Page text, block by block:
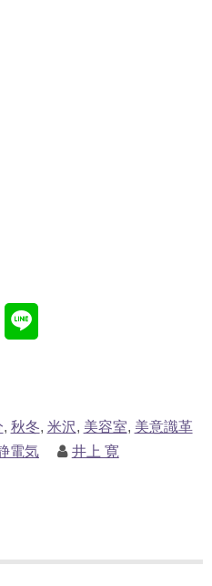
, 秋冬, 米沢, 美容室, 美意識革
電気 井上 寛